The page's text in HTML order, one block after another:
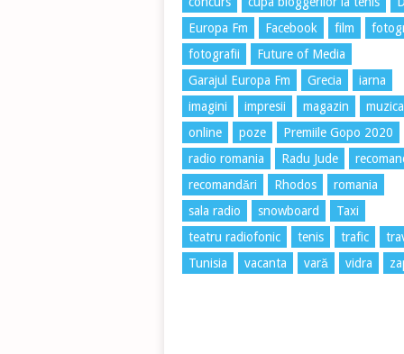
Europa Fm
Facebook film
fotografii
Future of Media
Garajul Europa Fm
Grecia
iarna
imagini
impresii magazin
muzica
online
poze
Premiile Gopo 2020
radio romania
Radu Jude
recomandări
Rhodos
romania
sala radio
snowboard
Taxi
teatru radiofonic
tenis trafic
Tunisia
vacanta vară vidra